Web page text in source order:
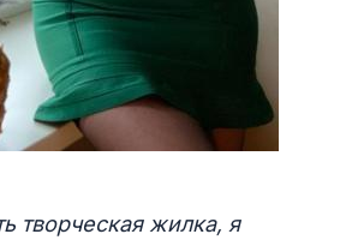
творческая жилка, я